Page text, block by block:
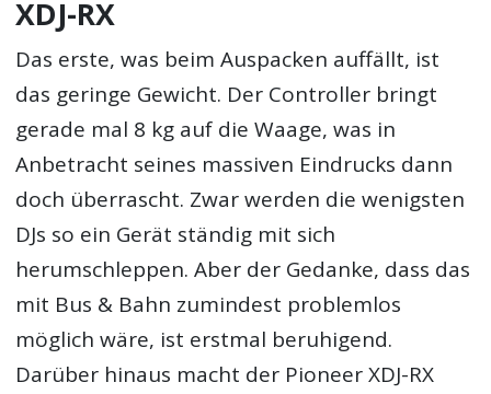
XDJ-RX
Das erste, was beim Auspacken auffällt, ist
das geringe Gewicht. Der Controller bringt
gerade mal 8 kg auf die Waage, was in
Anbetracht seines massiven Eindrucks dann
doch überrascht. Zwar werden die wenigsten
DJs so ein Gerät ständig mit sich
herumschleppen. Aber der Gedanke, dass das
mit Bus & Bahn zumindest problemlos
möglich wäre, ist erstmal beruhigend.
Darüber hinaus macht der Pioneer XDJ-RX